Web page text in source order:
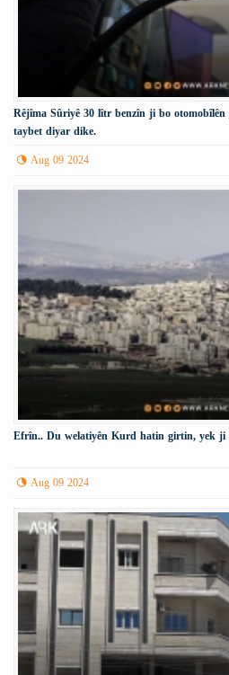
Rêjîma Sûriyê 30 lîtr benzîn ji bo
taybet diyar dike.
Aug 09 2024
Efrîn.. Du welatiyên Kurd hatin girtin, yek ji
Aug 09 2024